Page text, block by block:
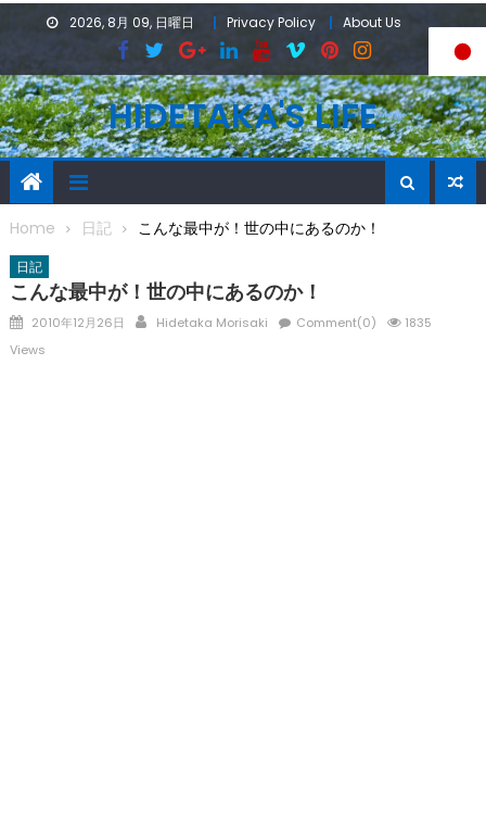
2026, 8月 09, 日曜日 Privacy Policy About Us
HIDETAKA'S LIFE
Home 日記 こんな最中が！世の中にあるのか！
日記
こんな最中が！世の中にあるのか！
Posted
on
2010年12月26日 Author
Hidetaka Morisaki Comment(0)
1835
Views